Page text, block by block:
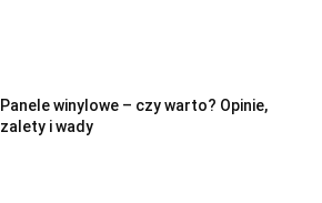
Panele winylowe – czy warto? Opinie,
zalety i wady